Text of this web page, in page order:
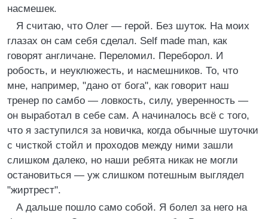
насмешек.
Я считаю, что Олег — герой. Без шуток. На моих
глазах он сам себя сделал. Self made man, как
говорят англичане. Переломил. Переборол. И
робость, и неуклюжесть, и насмешников. То, что
мне, например, "дано от бога", как говорит наш
тренер по самбо — ловкость, силу, уверенность —
он выработал в себе сам. А начиналось всё с того,
что я заступился за новичка, когда обычные шуточки
с чисткой стойл и проходов между ними зашли
слишком далеко, но наши ребята никак не могли
остановиться — уж слишком потешным выглядел
"жиртрест".
А дальше пошло само собой. Я болел за него на